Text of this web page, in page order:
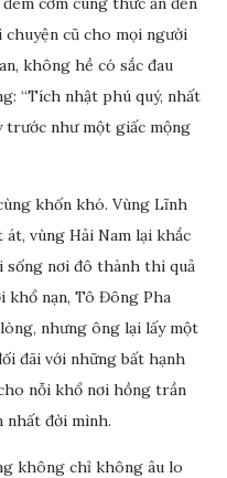
cũ cho mọi người
không hề có sắc đau
“Tích nhật phú quý, nhất
trước như một giấc mộng
khốn khó. Vùng Lĩnh
vùng Hải Nam lại khắc
nơi đô thành thì quả
khổ nạn, Tô Đông Pha
nhưng ông lại lấy một
đãi với những bất hạnh
nỗi khổ nơi hồng trần
nhất đời mình.
không chỉ không âu lo